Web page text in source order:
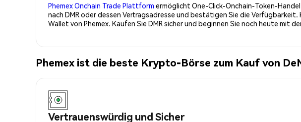
Phemex Onchain Trade Plattform ermöglicht One-Click-Onchain-Token-
nach DMR oder dessen Vertragsadresse und bestätigen Sie die
Wallet von Phemex. Kaufen Sie DMR sicher und beginnen Sie noch heute mit
Phemex ist die beste Krypto-Börse zum Kauf von
Vertrauenswürdig und Sicher